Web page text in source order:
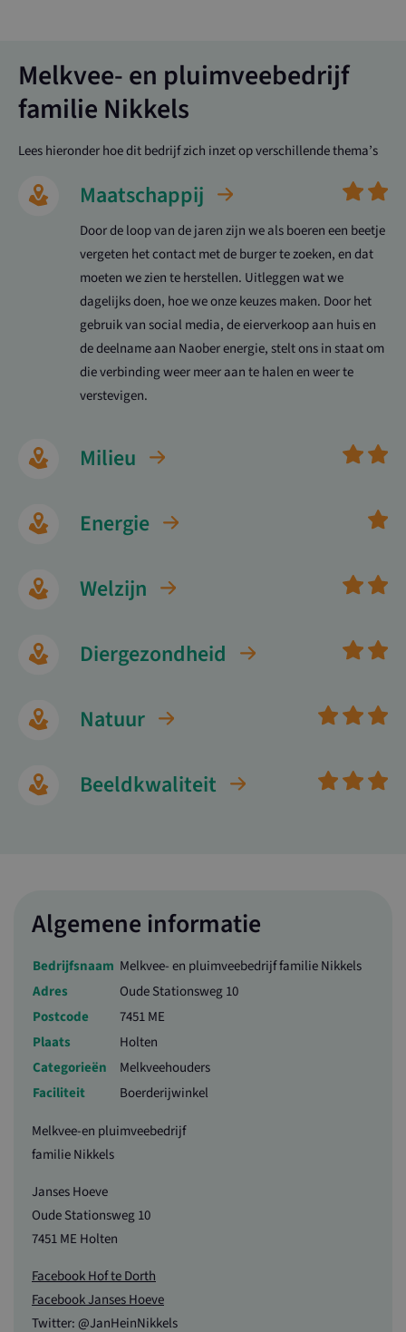
Melkvee- en pluimveebedrijf
familie Nikkels
Lees hieronder hoe dit bedrijf zich inzet op verschillende thema’s
Maatschappij
Door de loop van de jaren zijn we als boeren een beetje
vergeten het contact met de burger te zoeken, en dat
moeten we zien te herstellen. Uitleggen wat we
dagelijks doen, hoe we onze keuzes maken. Door het
gebruik van social media, de eierverkoop aan huis en
de deelname aan Naober energie, stelt ons in staat om
die verbinding weer meer aan te halen en weer te
verstevigen.
Milieu
Energie
Welzijn
Diergezondheid
Natuur
Beeldkwaliteit
Algemene informatie
Bedrijfsnaam Melkvee- en pluimveebedrijf familie Nikkels
Adres
Oude Stationsweg 10
Postcode
7451 ME
Plaats
Holten
Categorieën
Melkveehouders
Faciliteit
Boerderijwinkel
Melkvee-en pluimveebedrijf
familie Nikkels
Janses Hoeve
Oude Stationsweg 10
7451 ME Holten
Facebook Hof te Dorth
Facebook Janses Hoeve
Twitter: @JanHeinNikkels